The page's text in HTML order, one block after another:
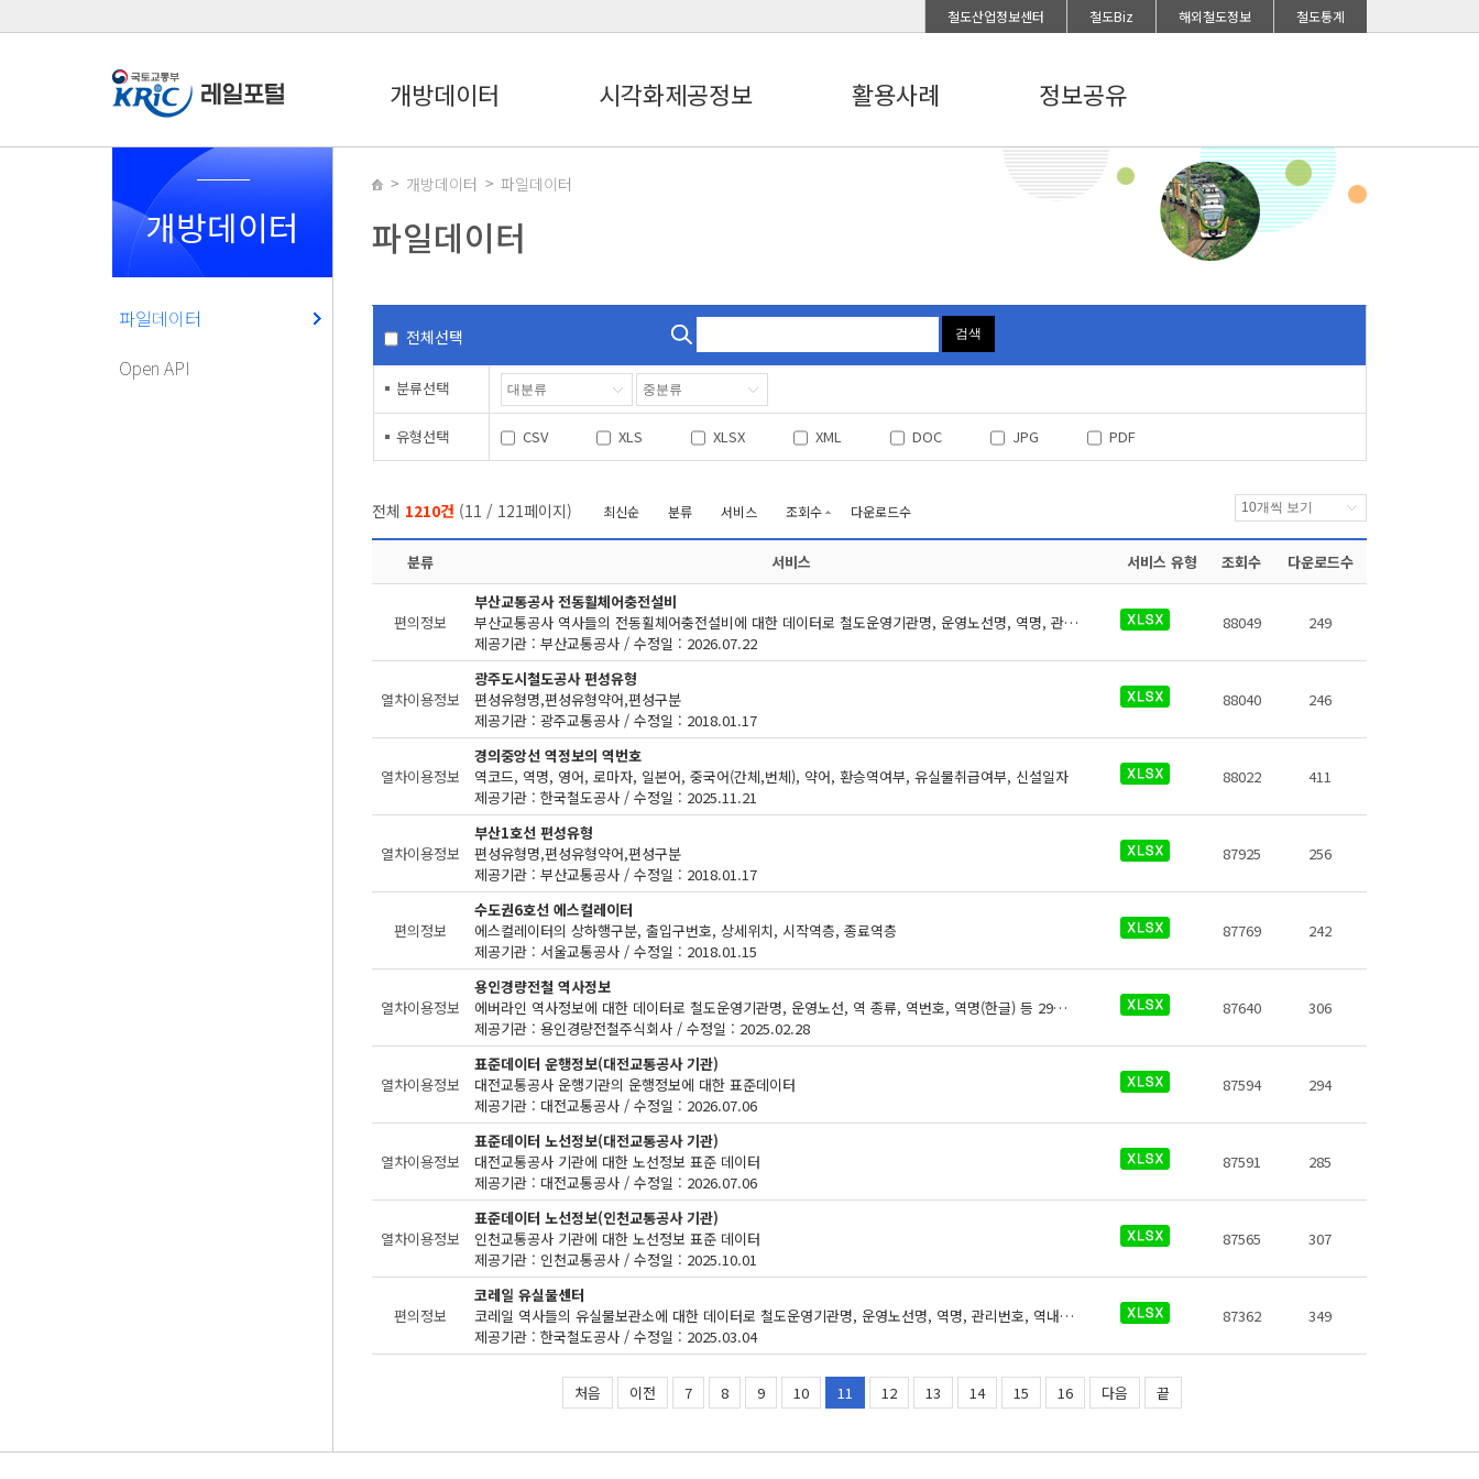
철도산업정보센터 철도Biz 해외철도정보 철도통계
개방데이터 시각화제공정보 활용사례 정보공유
개방데이터
파일데이터
Open API
개방데이터 파일데이터
파일데이터
전체선택 검색
분류선택
유형선택 CSV XLS XLSX XML DOC JPG PDF
전체 1210건 (11 / 121페이지) 최신순 분류 서비스 조회수 다운로드수
분류 서비스 서비스 유형 조회수 다운로드수
편의정보
부산교통공사 전동휠체어충전설비
부산교통공사 역사들의 전동휠체어충전설비에 대한 데이터로 철도운영기관명, 운영노선명, 역명, 관리번호, 충전설비구분, 지상지하구분, 역층, 커넥터구분, 상세위치, 충전설비수, 이용요금, 전화번호, 데이터 기준일자, 참고사항이 있습니다.
제공기관 : 부산교통공사 / 수정일 : 2026.07.22
88049 249
열차이용정보
광주도시철도공사 편성유형
편성유형명,편성유형약어,편성구분
제공기관 : 광주교통공사 / 수정일 : 2018.01.17
88040 246
열차이용정보
경의중앙선 역정보의 역번호
역코드, 역명, 영어, 로마자, 일본어, 중국어(간체,번체), 약어, 환승역여부, 유실물취급여부, 신설일자
제공기관 : 한국철도공사 / 수정일 : 2025.11.21
88022 411
열차이용정보
부산1호선 편성유형
편성유형명,편성유형약어,편성구분
제공기관 : 부산교통공사 / 수정일 : 2018.01.17
87925 256
편의정보
수도권6호선 에스컬레이터
에스컬레이터의 상하행구분, 출입구번호, 상세위치, 시작역층, 종료역층
제공기관 : 서울교통공사 / 수정일 : 2018.01.15
87769 242
열차이용정보
용인경량전철 역사정보
에버라인 역사정보에 대한 데이터로 철도운영기관명, 운영노선, 역 종류, 역번호, 역명(한글) 등 29종의 데이터가 있습니다.
제공기관 : 용인경량전철주식회사 / 수정일 : 2025.02.28
87640 306
열차이용정보
표준데이터 운행정보(대전교통공사 기관)
대전교통공사 운행기관의 운행정보에 대한 표준데이터
제공기관 : 대전교통공사 / 수정일 : 2026.07.06
87594 294
열차이용정보
표준데이터 노선정보(대전교통공사 기관)
대전교통공사 기관에 대한 노선정보 표준 데이터
제공기관 : 대전교통공사 / 수정일 : 2026.07.06
87591 285
열차이용정보
표준데이터 노선정보(인천교통공사 기관)
인천교통공사 기관에 대한 노선정보 표준 데이터
제공기관 : 인천교통공사 / 수정일 : 2025.10.01
87565 307
편의정보
코레일 유실물센터
코레일 역사들의 유실물보관소에 대한 데이터로 철도운영기관명, 운영노선명, 역명, 관리번호, 역내시설구분, 지상지하구분, 역층, (근접) 출입구번호, 상세위치, 이용시간, 전화번호, 데이터 기준일자, 참고사항이 있습니다.
제공기관 : 한국철도공사 / 수정일 : 2025.03.04
87362 349
처음 이전 7 8 9 10 11 12 13 14 15 16 다음 끝